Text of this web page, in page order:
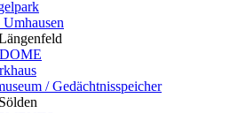
/ Gedächtnisspeicher